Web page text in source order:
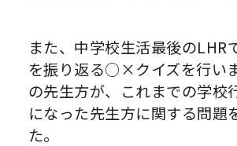
また、中学校生活最後のLHR
を振り返る○×クイズを行い
の先生方が、これまでの学校
になった先生方に関する問題
た。